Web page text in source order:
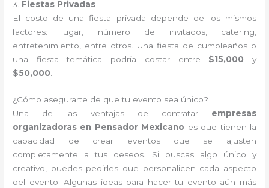
3. Fiestas Privadas
El costo de una fiesta privada depende de los mismos
factores: lugar, número de invitados, catering,
entretenimiento, entre otros. Una fiesta de cumpleaños o
una fiesta temática podría costar entre $15,000 y
$50,000
¿Cómo asegurarte de que tu evento sea único?
Una de las ventajas de contratar empresas
organizadoras en Pensador Mexicano es que tienen la
capacidad de crear eventos que se ajusten
completamente a tus deseos. Si buscas algo único y
creativo, puedes pedirles que personalicen cada aspecto
del evento. Algunas ideas para hacer tu evento aún más